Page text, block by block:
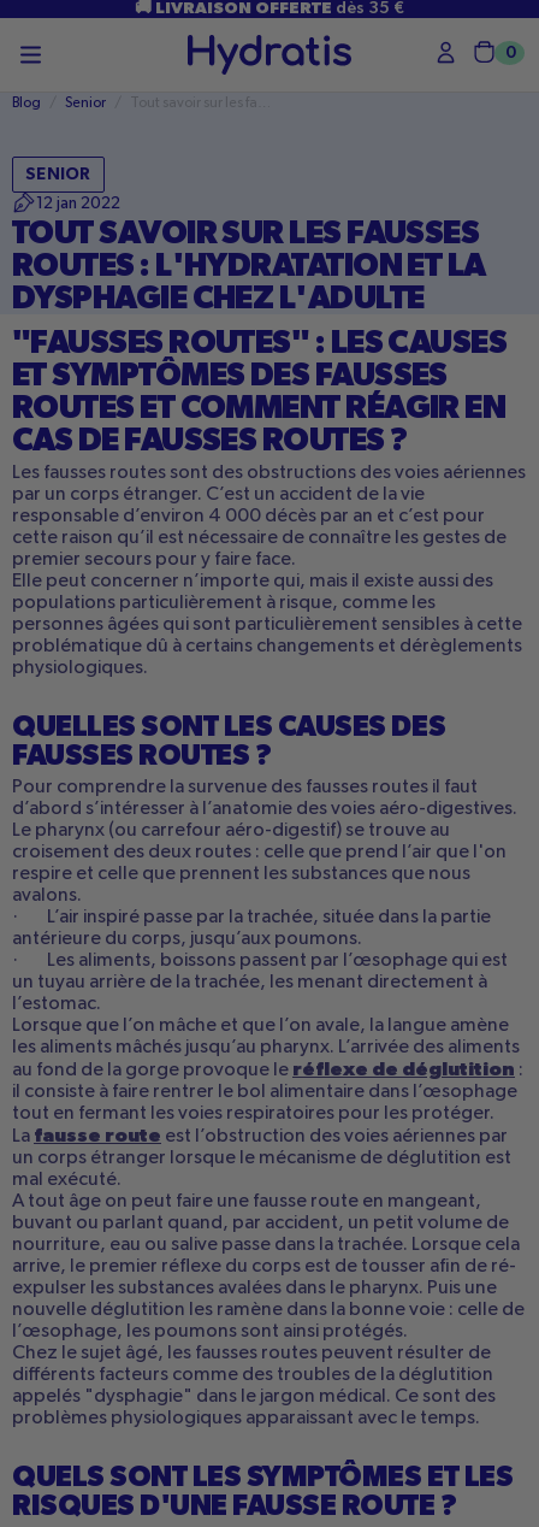
CONTENU
🚚 LIVRAISON OFFERTE dès 35 €
0
Blog Senior
SENIOR
12 jan 2022
TOUT SAVOIR SUR LES FAUSSES
ROUTES : L'HYDRATATION ET LA
DYSPHAGIE CHEZ L'ADULTE
"FAUSSES ROUTES" : LES CAUSES
ET SYMPTÔMES DES FAUSSES
ROUTES ET COMMENT RÉAGIR EN
CAS DE FAUSSES ROUTES ?
Les fausses routes sont des obstructions des voies aériennes
par un corps étranger. C’est un accident de la vie
responsable d’environ 4 000 décès par an et c’est pour
cette raison qu’il est nécessaire de connaître les gestes de
premier secours pour y faire face.
Elle peut concerner n’importe qui, mais il existe aussi des
populations particulièrement à risque, comme les
personnes âgées qui sont particulièrement sensibles à cette
problématique dû à certains changements et dérèglements
physiologiques.
QUELLES SONT LES CAUSES DES
FAUSSES ROUTES ?
Pour comprendre la survenue des fausses routes il faut
d’abord s’intéresser à l’anatomie des voies aéro-digestives.
Le pharynx (ou carrefour aéro-digestif) se trouve au
croisement des deux routes : celle que prend l’air que l'on
respire et celle que prennent les substances que nous
avalons.
· L’air inspiré passe par la trachée, située dans la partie
antérieure du corps, jusqu’aux poumons.
· Les aliments, boissons passent par l’œsophage qui est
un tuyau arrière de la trachée, les menant directement à
l’estomac.
Lorsque que l’on mâche et que l’on avale, la langue amène
les aliments mâchés jusqu’au pharynx. L’arrivée des aliments
au fond de la gorge provoque le réflexe de déglutition :
il consiste à faire rentrer le bol alimentaire dans l’œsophage
tout en fermant les voies respiratoires pour les protéger.
La fausse route est l’obstruction des voies aériennes par
un corps étranger lorsque le mécanisme de déglutition est
mal exécuté.
A tout âge on peut faire une fausse route en mangeant,
buvant ou parlant quand, par accident, un petit volume de
nourriture, eau ou salive passe dans la trachée. Lorsque cela
arrive, le premier réflexe du corps est de tousser afin de ré-
expulser les substances avalées dans le pharynx. Puis une
nouvelle déglutition les ramène dans la bonne voie : celle de
l’œsophage, les poumons sont ainsi protégés.
Chez le sujet âgé, les fausses routes peuvent résulter de
différents facteurs comme des troubles de la déglutition
appelés "dysphagie" dans le jargon médical. Ce sont des
problèmes physiologiques apparaissant avec le temps.
QUELS SONT LES SYMPTÔMES ET LES
RISQUES D'UNE FAUSSE ROUTE ?